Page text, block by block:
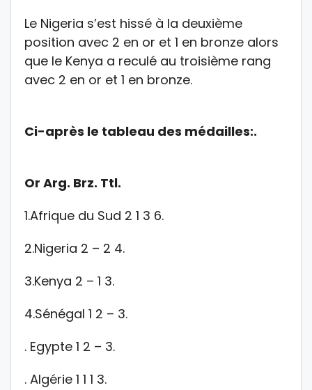
Le Nigeria s’est hissé à la deuxième
position avec 2 en or et 1 en bronze alors
que le Kenya a reculé au troisième rang
avec 2 en or et 1 en bronze.
Ci-après le tableau des médailles:.
Or Arg. Brz. Ttl.
1.Afrique du Sud 2 1 3 6.
2.Nigeria 2 – 2 4.
3.Kenya 2 – 1 3.
4.Sénégal 1 2 – 3.
. Egypte 1 2 – 3.
. Algérie 1 1 1 3.